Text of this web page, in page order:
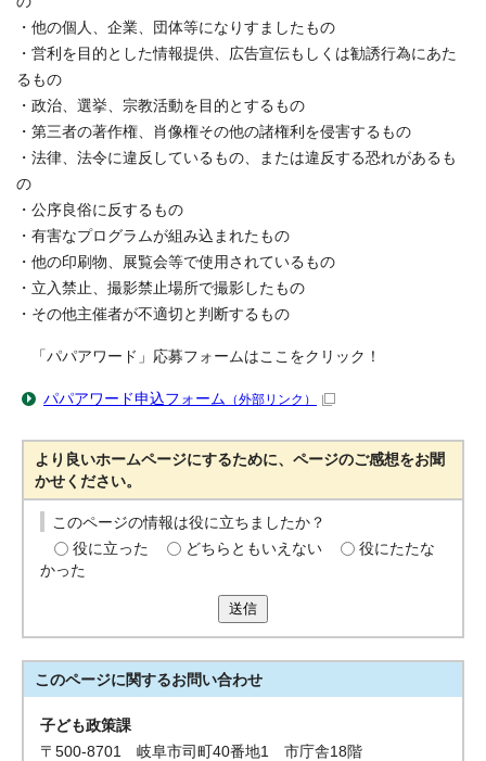
・他の個人、企業、団体等になりすましたもの
・営利を目的とした情報提供、広告宣伝もしくは勧誘行為にあた
るもの
・政治、選挙、宗教活動を目的とするもの
・第三者の著作権、肖像権その他の諸権利を侵害するもの
・法律、法令に違反しているもの、または違反する恐れがあるも
の
・公序良俗に反するもの
・有害なプログラムが組み込まれたもの
・他の印刷物、展覧会等で使用されているもの
・立入禁止、撮影禁止場所で撮影したもの
・その他主催者が不適切と判断するもの
「パパアワード」応募フォームはここをクリック！
パパアワード申込フォーム （外部リンク）
より良いホームページにするために、ページのご感想をお聞
かせください。
このページの情報は役に立ちましたか？
役に立った
どちらともいえない
役にたたな
かった
送信
このページに関するお問い合わせ
子ども政策課
〒500-8701 岐阜市司町40番地1 市庁舎18階